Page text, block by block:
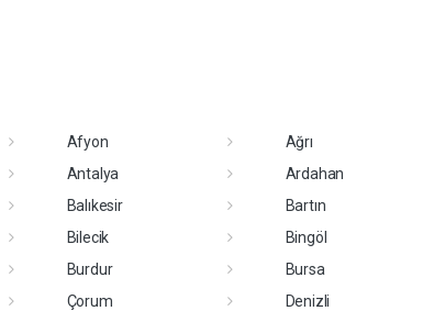
Afyon
Ağrı
Antalya
Ardahan
Balıkesir
Bartın
Bilecik
Bingöl
Burdur
Bursa
Çorum
Denizli